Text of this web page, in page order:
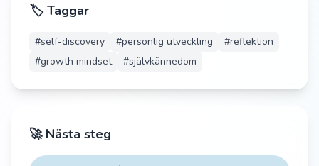
🏷️ Taggar
#self-discovery #personlig utveckling #reflektion
#growth mindset #självkännedom
🚀 Nästa steg